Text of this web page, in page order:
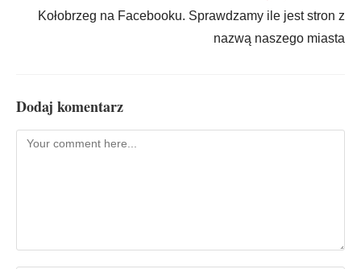
Kołobrzeg na Facebooku. Sprawdzamy ile jest stron z
nazwą naszego miasta
Dodaj komentarz